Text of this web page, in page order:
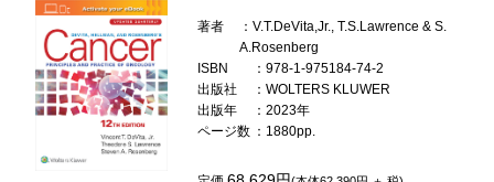
著者
：V.T.DeVita,Jr., T.S.Lawrence & S.
A.Rosenberg
ISBN
：978-1-975184-74-2
出版社
：WOLTERS KLUWER
出版年
：2023年
ページ数 ：1880pp.